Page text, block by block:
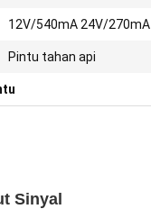
12V/540mA 24V/270mA
Pintu tahan api
Sinyal